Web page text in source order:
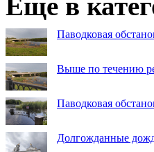
Паводковая
Выше по течению
Паводковая
Долгожданные